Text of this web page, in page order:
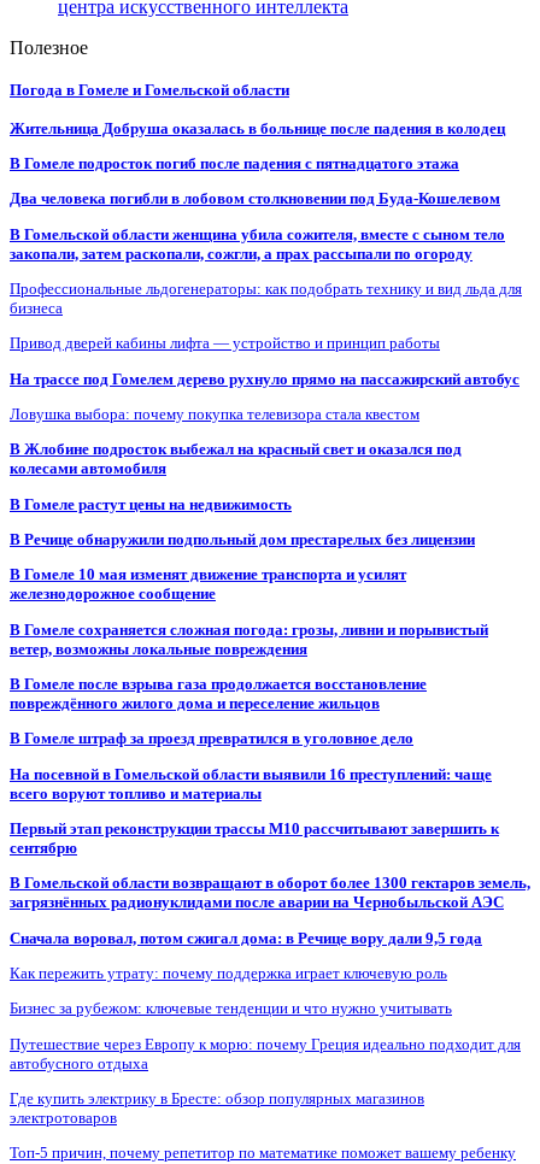
центра искусственного интеллекта
Полезное
Погода в Гомеле и Гомельской области
Жительница Добруша оказалась в больнице после падения в колодец
В Гомеле подросток погиб после падения с пятнадцатого этажа
Два человека погибли в лобовом столкновении под Буда-Кошелевом
В Гомельской области женщина убила сожителя, вместе с сыном тело
закопали, затем раскопали, сожгли, а прах рассыпали по огороду
Профессиональные льдогенераторы: как подобрать технику и вид льда для
бизнеса
Привод дверей кабины лифта — устройство и принцип работы
На трассе под Гомелем дерево рухнуло прямо на пассажирский автобус
Ловушка выбора: почему покупка телевизора стала квестом
В Жлобине подросток выбежал на красный свет и оказался под
колесами автомобиля
В Гомеле растут цены на недвижимость
В Речице обнаружили подпольный дом престарелых без лицензии
В Гомеле 10 мая изменят движение транспорта и усилят
железнодорожное сообщение
В Гомеле сохраняется сложная погода: грозы, ливни и порывистый
ветер, возможны локальные повреждения
В Гомеле после взрыва газа продолжается восстановление
повреждённого жилого дома и переселение жильцов
В Гомеле штраф за проезд превратился в уголовное дело
На посевной в Гомельской области выявили 16 преступлений: чаще
всего воруют топливо и материалы
Первый этап реконструкции трассы М10 рассчитывают завершить к
сентябрю
В Гомельской области возвращают в оборот более 1300 гектаров земель,
загрязнённых радионуклидами после аварии на Чернобыльской АЭС
Сначала воровал, потом сжигал дома: в Речице вору дали 9,5 года
Как пережить утрату: почему поддержка играет ключевую роль
Бизнес за рубежом: ключевые тенденции и что нужно учитывать
Путешествие через Европу к морю: почему Греция идеально подходит для
автобусного отдыха
Где купить электрику в Бресте: обзор популярных магазинов
электротоваров
Топ-5 причин, почему репетитор по математике поможет вашему ребенку